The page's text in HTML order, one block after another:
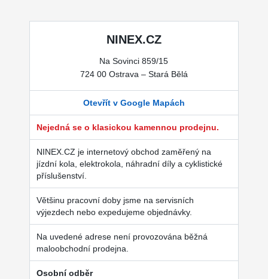
NINEX.CZ
Na Sovinci 859/15
724 00 Ostrava – Stará Bělá
Otevřít v Google Mapách
Nejedná se o klasickou kamennou prodejnu.
NINEX.CZ je internetový obchod zaměřený na
jízdní kola, elektrokola, náhradní díly a cyklistické
příslušenství.
Většinu pracovní doby jsme na servisních
výjezdech nebo expedujeme objednávky.
Na uvedené adrese není provozována běžná
maloobchodní prodejna.
Osobní odběr